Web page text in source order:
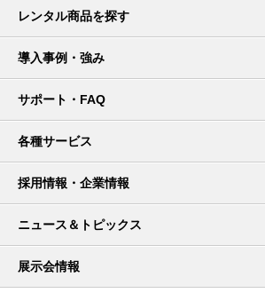
レンタル商品を探す
導入事例・強み
サポート・FAQ
各種サービス
採用情報・企業情報
ニュース＆トピックス
展示会情報